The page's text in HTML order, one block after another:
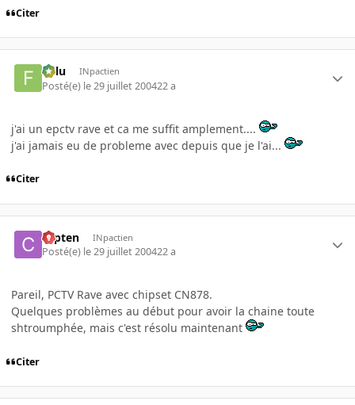
Citer
Fulu INpactien
Posté(e) le 29 juillet 200422 a
j'ai un epctv rave et ca me suffit amplement....
j'ai jamais eu de probleme avec depuis que je l'ai...
Citer
capten INpactien
Posté(e) le 29 juillet 200422 a
Pareil, PCTV Rave avec chipset CN878.
Quelques problèmes au début pour avoir la chaine toute
shtroumphée, mais c'est résolu maintenant
Citer